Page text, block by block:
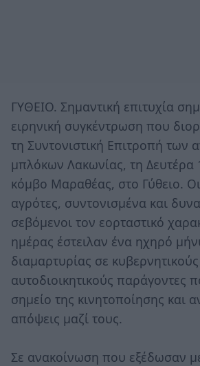
ΓΥΘΕΙΟ. Σημαντική επιτυχία
ειρηνική συγκέντρωση που
τη Συντονιστική Επιτροπή των
μπλόκων Λακωνίας, τη
κόμβο Μαραθέας, στο Γύθειο.
αγρότες, συντονισμένα και
σεβόμενοι τον εορταστικό
ημέρας έστειλαν ένα ηχηρό
διαμαρτυρίας σε κυβερνητικούς
αυτοδιοικητικούς παράγοντες
σημείο της κινητοποίησης και
απόψεις μαζί τους.
Σε ανακοίνωση που εξέδωσαν